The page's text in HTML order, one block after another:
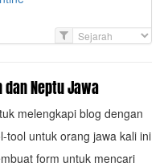
F
t
e
r
Neptu Jawa
melengkapi blog dengan
tool untuk orang jawa kali ini
form untuk mencari